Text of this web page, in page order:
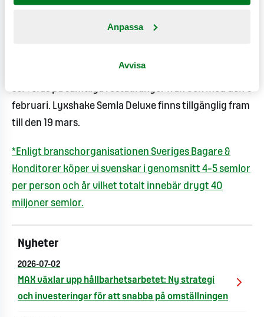
Anpassa
Avvisa
av den på resande fot, säger Jussi Merimaa,
februari. Lyxshake Semla Deluxe finns tillgänglig fram
till den 19 mars.
*Enligt branschorganisationen Sveriges Bagare &
Konditorer köper vi svenskar i genomsnitt 4–5 semlor
per person och år vilket totalt innebär drygt 40
miljoner semlor.
Nyheter
2026-07-02
MAX växlar upp hållbarhetsarbetet: Ny strategi
och investeringar för att snabba på omställningen